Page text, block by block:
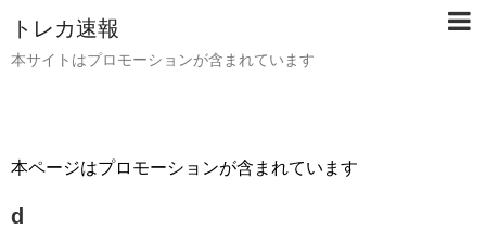
トレカ速報
本サイトはプロモーションが含まれています
本ページはプロモーションが含まれています
d